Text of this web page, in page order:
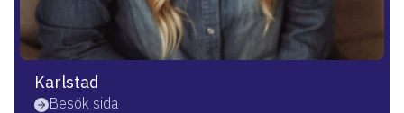
Karlstad
Besök sida